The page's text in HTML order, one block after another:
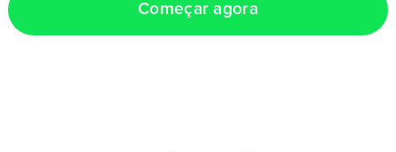
Começar agora